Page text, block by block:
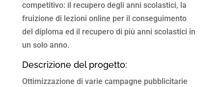
competitivo: il recupero degli anni scolastici, la
fruizione di lezioni online per il conseguimento
del diploma ed il recupero di più anni scolastici in
un solo anno.
Descrizione del progetto:
Ottimizzazione di varie campagne pubblicitarie